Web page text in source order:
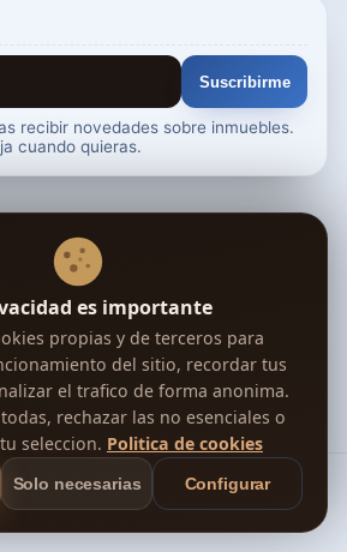
Suscribirme
recibir novedades sobre inmuebles.
cuando quieras.
prioridad
Segura
Trustpilot →
🇩🇪
Cookies Términos
es importante
propias y de terceros para
del sitio, recordar tus
el trafico de forma anonima.
rechazar las no esenciales o
seleccion. Politica de cookies
Solo necesarias Configurar